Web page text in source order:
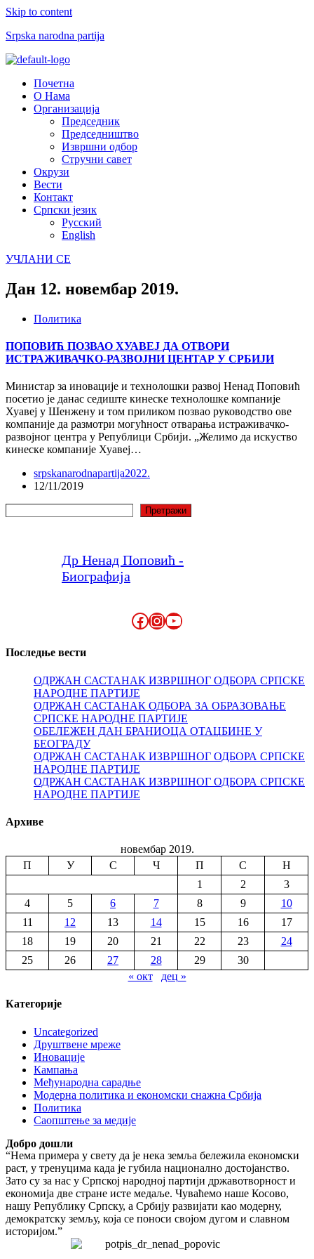
Skip to content
Srpska narodna partija
Menu
Почетна
О Нама
Организација
Председник
Председништво
Извршни одбор
Стручни савет
Окрузи
Вести
Контакт
Српски језик
Русский
English
УЧЛАНИ СЕ
Дан 12. новембар 2019.
Политика
ПОПОВИЋ ПОЗВАО ХУАВЕЈ ДА ОТВОРИ
ИСТРАЖИВАЧКО-РАЗВОЈНИ ЦЕНТАР У СРБИЈИ
Министар за иновације и технолошки развој Ненад Поповић
посетио је данас седиште кинеске технолошке компаније
Хуавеј у Шенжену и том приликом позвао руководство ове
компаније да размотри могућност отварања истраживачко-
развојног центра у Републици Србији. „Желимо да искуство
кинеске компаније Хуавеј…
srpskanarodnapartija2022.
12/11/2019
Претражи
Др Ненад Поповић -
Биографија
Facebook
Instagram
YouTube
Последње вести
ОДРЖАН САСТАНАК ИЗВРШНОГ ОДБОРА СРПСКЕ
НАРОДНЕ ПАРТИЈЕ
ОДРЖАН САСТАНАК ОДБОРА ЗА ОБРАЗОВАЊЕ
СРПСКЕ НАРОДНЕ ПАРТИЈЕ
ОБЕЛЕЖЕН ДАН БРАНИОЦА ОТАЏБИНЕ У
БЕОГРАДУ
ОДРЖАН САСТАНАК ИЗВРШНОГ ОДБОРА СРПСКЕ
НАРОДНЕ ПАРТИЈЕ
ОДРЖАН САСТАНАК ИЗВРШНОГ ОДБОРА СРПСКЕ
НАРОДНЕ ПАРТИЈЕ
Архиве
новембар 2019.
П
У С Ч П С
Н
1
2
3
4
5 6 7 8 9
10
11
12 13 14 15 16
17
18
19 20 21 22 23
24
25
26 27 28 29
30
« окт
дец »
Категорије
Uncategorized
Друштвене мреже
Иновације
Кампања
Међународна сарадње
Модерна политика и економски снажна Србија
Политика
Саопштење за медије
Добро дошли
“Нема примера у свету да је нека земља бележила економски
раст, у тренуцима када је губила национално достојанство.
Зато су за нас у Српској народној партији државотворност и
економија две стране исте медаље. Чуваћемо наше Косово,
нашу Републику Српску, а Србију развијати као модерну,
демократску земљу, која се поноси својом дугом и славном
историјом.”